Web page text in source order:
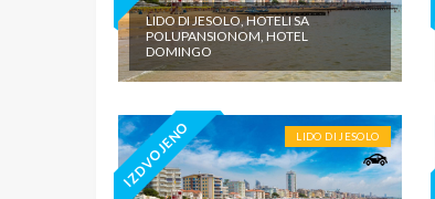
LIDO DI JESOLO, HOTELI SA
POLUPANSIONOM, HOTEL
DOMINGO
IZDVOJENO LIDO DI JESOLO